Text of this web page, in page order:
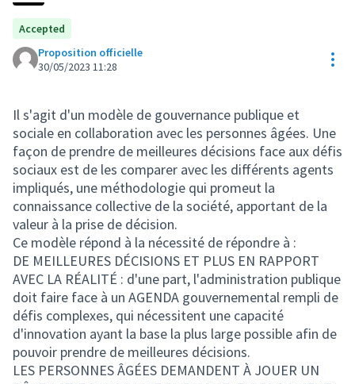
Accepted
Proposition officielle
30/05/2023 11:28
Il s'agit d'un modèle de gouvernance publique et
sociale en collaboration avec les personnes âgées. Une
façon de prendre de meilleures décisions face aux défis
sociaux est de les comparer avec les différents agents
impliqués, une méthodologie qui promeut la
connaissance collective de la société, apportant de la
valeur à la prise de décision.
Ce modèle répond à la nécessité de répondre à :
DE MEILLEURES DÉCISIONS ET PLUS EN RAPPORT
AVEC LA RÉALITÉ : d'une part, l'administration publique
doit faire face à un AGENDA gouvernemental rempli de
défis complexes, qui nécessitent une capacité
d'innovation ayant la base la plus large possible afin de
pouvoir prendre de meilleures décisions.
LES PERSONNES ÂGÉES DEMANDENT À JOUER UN